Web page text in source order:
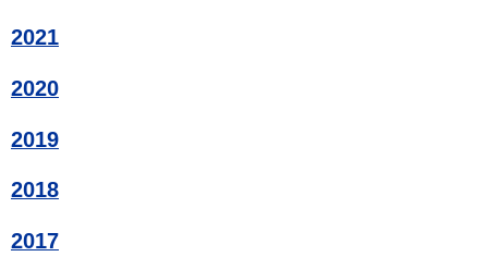
2021
2020
2019
2018
2017